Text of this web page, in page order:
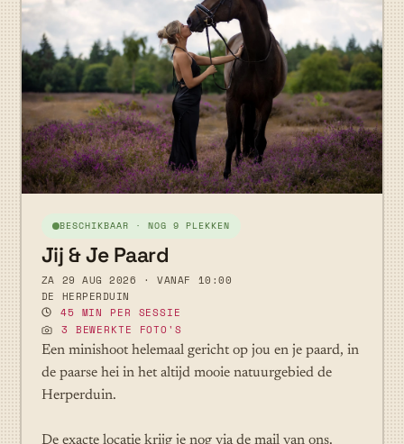
BESCHIKBAAR · NOG 9 PLEKKEN
Jij & Je Paard
ZA 29 AUG 2026 · VANAF 10:00
DE HERPERDUIN
45 MIN PER SESSIE
3 BEWERKTE FOTO'S
Een minishoot helemaal gericht op jou en je paard, in
de paarse hei in het altijd mooie natuurgebied de
Herperduin.
De exacte locatie krijg je nog via de mail van ons.